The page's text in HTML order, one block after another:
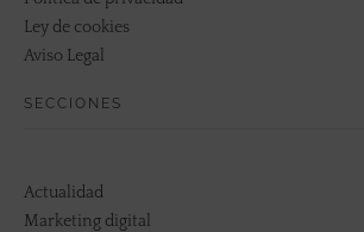
Ley de cookies
Aviso Legal
SECCIONES
Actualidad
Marketing digital